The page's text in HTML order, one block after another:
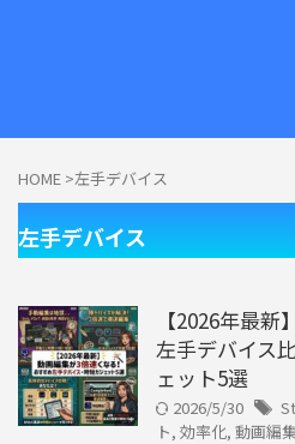
HOME >左手デバイス
左手デバイス
【2026年最
左手デバイス
ェット5選
2026/5/30
ト, 効率化, 動画編